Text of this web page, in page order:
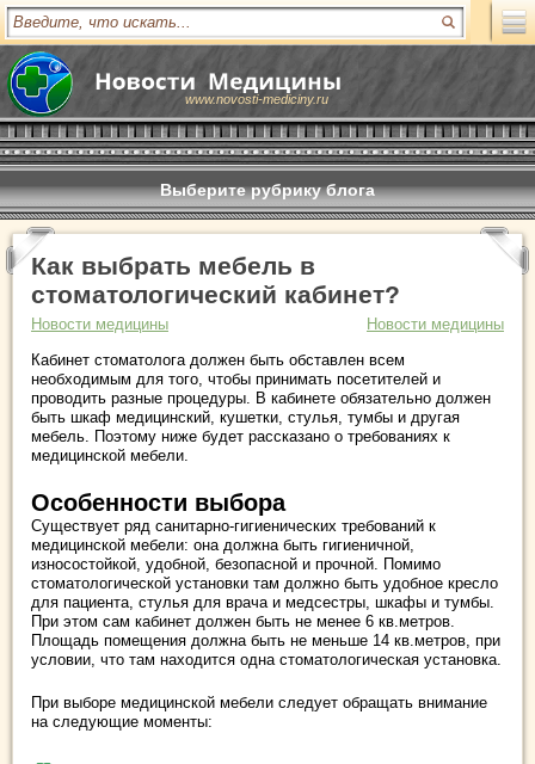
www.novosti-mediciny.ru
Выберите рубрику блога
Как выбрать мебель в
стоматологический кабинет?
Новости медицины
Новости медицины
Кабинет стоматолога должен быть обставлен всем
необходимым для того, чтобы принимать посетителей и
проводить разные процедуры. В кабинете обязательно должен
быть шкаф медицинский, кушетки, стулья, тумбы и другая
мебель. Поэтому ниже будет рассказано о требованиях к
медицинской мебели.
Особенности выбора
Существует ряд санитарно-гигиенических требований к
медицинской мебели: она должна быть гигиеничной,
износостойкой, удобной, безопасной и прочной. Помимо
стоматологической установки там должно быть удобное кресло
для пациента, стулья для врача и медсестры, шкафы и тумбы.
При этом сам кабинет должен быть не менее 6 кв.метров.
Площадь помещения должна быть не меньше 14 кв.метров, при
условии, что там находится одна стоматологическая установка.
При выборе медицинской мебели следует обращать внимание
на следующие моменты: